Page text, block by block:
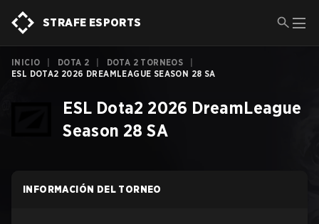
STRAFE ESPORTS
INICIO DOTA 2 DOTA 2 TORNEOS
ESL DOTA2 2026 DREAMLEAGUE SEASON 28 SA
ESL Dota2 2026 DreamLeague
Season 28 SA
INFORMACIÓN DEL TORNEO